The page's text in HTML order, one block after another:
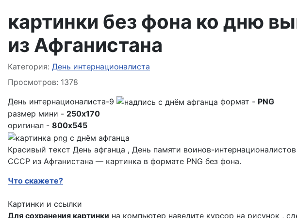
картинки без фона ко дню
из Афганистана
Информация о материале
Категория: День интернационалиста
Просмотров: 1378
День интернационалиста-9
формат - PNG
размер мини - 250x170
оригинал - 800x545
Красивый текст День афганца , День памяти воинов-
СССР из Афганистана — картинка в формате PNG без фона.
Что скажете?
Картинки и ссылки
Для сохранения картинки на компьютер наведите курсор на рисунок ,